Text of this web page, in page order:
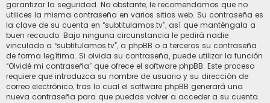
garantizar la seguridad. No obstante, le recomendamos que no
utilices la misma contraseña en varios sitios web. Su contraseña es
la clave de su cuenta en “subtitulamos.tv”, así que manténgala a
buen recaudo. Bajo ninguna circunstancia le pedirá nadie
vinculado a “subtitulamos.tv”, a phpBB o a terceros su contraseña
de forma legítima. Si olvida su contraseña, puede utilizar la función
“Olvidé mi contraseña” que ofrece el software phpBB. Este proceso
requiere que introduzca su nombre de usuario y su dirección de
correo electrónico, tras lo cual el software phpBB generará una
nueva contraseña para que puedas volver a acceder a su cuenta.